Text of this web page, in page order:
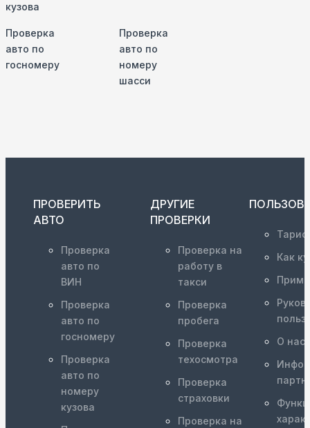
кузова
Проверка
авто по
госномеру
Проверка
авто по
номеру
шасси
ПРОВЕРИТЬ
АВТО
Проверка
авто по
ВИН
Проверка
авто по
госномеру
Проверка
авто по
номеру
кузова
ДРУГИЕ
ПРОВЕРКИ
Проверка на
работу в
такси
Проверка
пробега
Проверка
техосмотра
Проверка
страховки
Проверка на
Как
О нас